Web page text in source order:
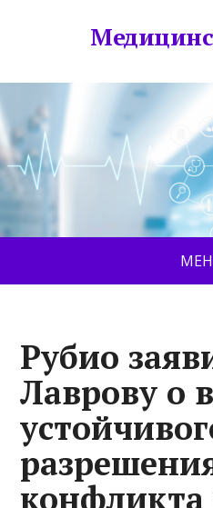
Рубио
Лаврову о
конфликта